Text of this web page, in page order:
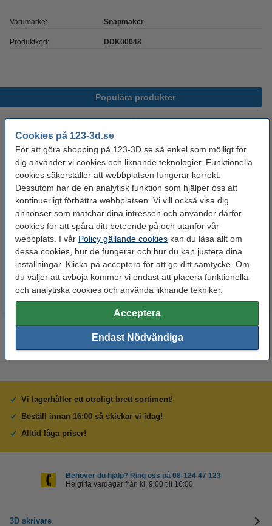
Cookies på 123-3d.se
För att göra shopping på 123-3D.se så enkel som möjligt för
dig använder vi cookies och liknande teknologier. Funktionella
cookies säkerställer att webbplatsen fungerar korrekt.
Dessutom har de en analytisk funktion som hjälper oss att
kontinuerligt förbättra webbplatsen. Vi vill också visa dig
annonser som matchar dina intressen och använder därför
cookies för att spåra ditt beteende på och utanför vår
webbplats. I vår Policy gällande cookies kan du läsa allt om
dessa cookies, hur de fungerar och hur du kan justera dina
inställningar. Klicka på acceptera för att ge ditt samtycke. Om
du väljer att avböja kommer vi endast att placera funktionella
och analytiska cookies och använda liknande tekniker.
Acceptera
Endast Nödvändiga
Varumärke: Snapmaker
Produktkod: DDK00048
Populära produkter
Snapmaker Thermistor
75 kr Inkl. 25% Moms
Snapmaker MDF-plattor |
80x80x3mm | 10st
115 kr Inkl. 25% Moms
Vi lagerhåller ett otroligt brett sortiment!
Beställ innan 16:00 så skickar vi idag!
Alltid låga priser!
Behöver du hjälp? Ring oss på 08-124 47 123
Helgfria vardagar från kl. 9:00 till 16:00
3D skrivare